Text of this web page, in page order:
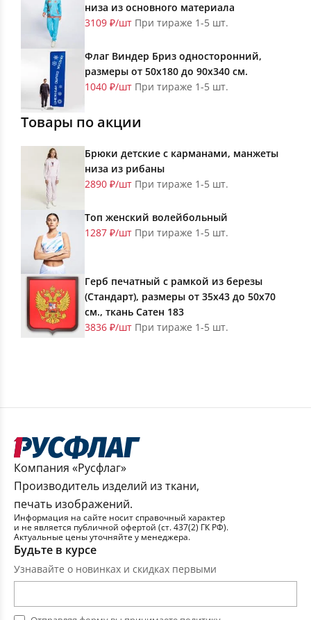
низа из основного материала
3109 ₽/шт При тираже 1-5 шт.
Флаг Виндер Бриз односторонний,
размеры от 50х180 до 90х340 см.
1040 ₽/шт При тираже 1-5 шт.
Товары по акции
Брюки детские с карманами, манжеты
низа из рибаны
2890 ₽/шт При тираже 1-5 шт.
Топ женский волейбольный
1287 ₽/шт При тираже 1-5 шт.
Герб печатный с рамкой из березы
(Стандарт), размеры от 35х43 до 50х70
см., ткань Сатен 183
3836 ₽/шт При тираже 1-5 шт.
Компания «Русфлаг»
Производитель изделий из ткани,
печать изображений.
Информация на сайте носит справочный характер
и не является публичной офертой (ст. 437(2) ГК РФ).
Актуальные цены уточняйте у менеджера.
Будьте в курсе
Узнавайте о новинках и скидках первыми